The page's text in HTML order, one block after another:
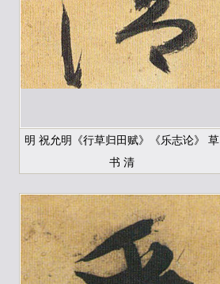
明 祝允明《行草归田赋》《乐志论》 草
书 清